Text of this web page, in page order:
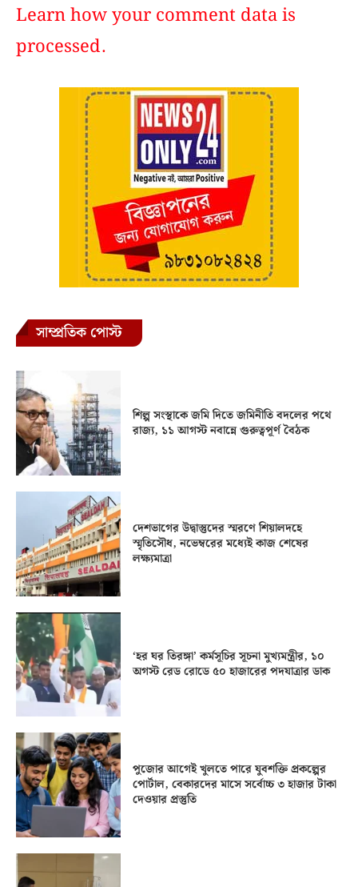
Learn how your comment data is
processed.
সাম্প্রতিক পোস্ট
শিল্প সংস্থাকে জমি দিতে জমিনীতি বদলের পথে
রাজ্য, ১১ আগস্ট নবান্নে গুরুত্বপূর্ণ বৈঠক
দেশভাগের উদ্বাস্তুদের স্মরণে শিয়ালদহে
স্মৃতিসৌধ, নভেম্বরের মধ্যেই কাজ শেষের
লক্ষ্যমাত্রা
‘হর ঘর তিরঙ্গা’ কর্মসূচির সূচনা মুখ্যমন্ত্রীর, ১০
অগস্ট রেড রোডে ৫০ হাজারের পদযাত্রার ডাক
পুজোর আগেই খুলতে পারে যুবশক্তি প্রকল্পের
পোর্টাল, বেকারদের মাসে সর্বোচ্চ ৩ হাজার টাকা
দেওয়ার প্রস্তুতি